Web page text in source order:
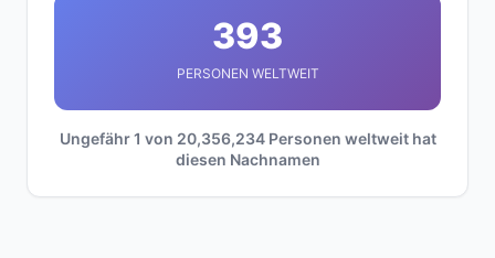
393
PERSONEN WELTWEIT
Ungefähr 1 von 20,356,234 Personen weltweit hat
diesen Nachnamen